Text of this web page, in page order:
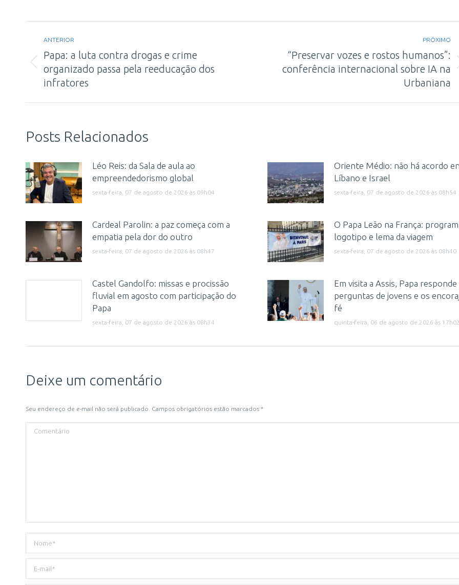
post:
ANTERIOR
Post
anterior:
Papa: a luta contra drogas e crime
organizado passa pela reeducação dos
infratores
PRÓXIMO
Próximo
“Preservar vozes e rostos humanos”:
conferência internacional sobre IA na
Urbaniana
Posts Relacionados
Léo Reis: da Sala de aula ao
empreendedorismo global
sexta-feira, 07 de agosto de 2026 às 09h04
Oriente Médio: não há acordo
Líbano e Israel
sexta-feira, 07 de agosto de 2026 às 08h54
Cardeal Parolin: a paz começa com a
empatia pela dor do outro
sexta-feira, 07 de agosto de 2026 às 08h47
O Papa Leão na França:
logotipo e lema da viagem
sexta-feira, 07 de agosto de 2026 às 08h40
Castel Gandolfo: missas e procissão
fluvial em agosto com participação do
Papa
sexta-feira, 07 de agosto de 2026 às 08h34
Em visita a Assis, Papa responde
perguntas de jovens e os
fé
quinta-feira, 06 de agosto de 2026 às
Deixe um comentário
Seu endereço de e-mail não será publicado. Campos obrigatórios estão marcados *
Comentário
Nome *
E-mail *